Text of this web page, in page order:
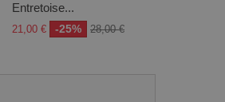
Entretoise...
21,00 € -25% 28,00 €